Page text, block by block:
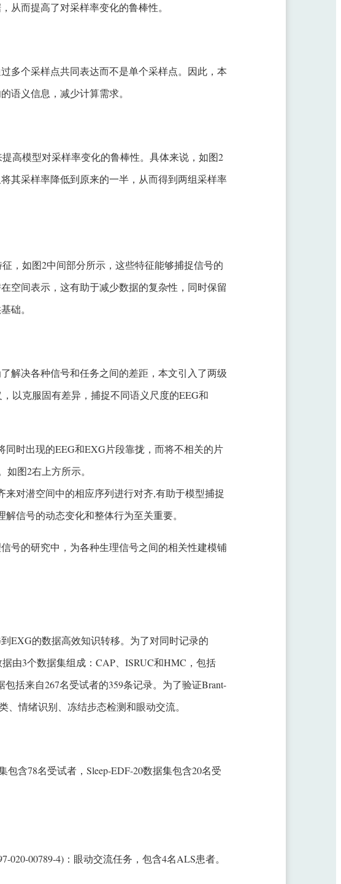
从而提高了对采样率变化的鲁棒性。
多个采样点共同表达而不是单个采样点。因此，本
语义信息，减少计算需求。
高模型对采样率变化的鲁棒性。具体来说，如图2
其采样率降低到原来的一半，从而得到两组采样率
，如图2中间部分所示，这些特征能够捕捉信号的
空间表示，这有助于减少数据的复杂性，同时保留
础。
解决各种信号和任务之间的差距，本文引入了两级
以克服固有差异，捕捉不同语义尺度的EEG和
时出现的EEG和EXG片段靠拢，而将不相关的片
图2右上方所示。
对潜空间中的相应序列进行对齐,有助于模型捕捉
信号的动态变化和整体行为至关重要。
号的研究中，为各种生理信号之间的相关性建模铺
EXG的数据高效知识转移。为了对同时记录的
由3个数据集组成：CAP、ISRUC和HMC，包括
括来自267名受试者的359条记录。为了验证Brant-
情绪识别、冻结步态检测和眼动交流。
包含78名受试者，Sleep-EDF-20数据集包含20名受
020-00789-4)：眼动交流任务，包含4名ALS患者。